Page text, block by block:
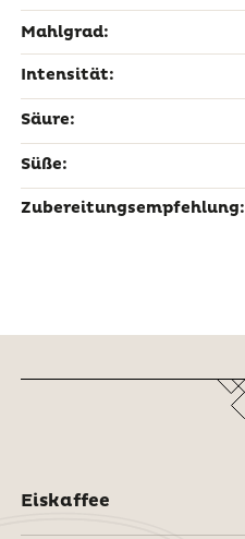
Mahlgrad:
Intensität:
Säure:
Süße:
Zubereitungsempfehlung:
Eiskaffee